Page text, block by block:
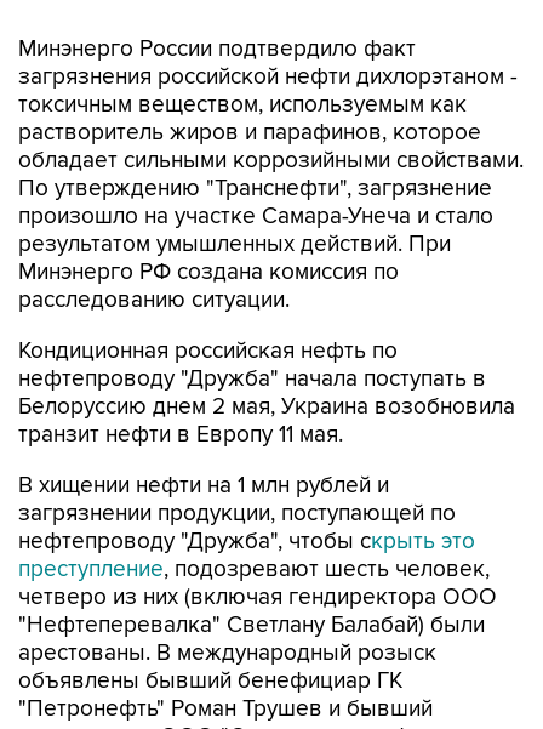
токсичным веществом, используемым как
растворитель жиров и парафинов, которое
обладает сильными коррозийными свойствами.
По утверждению "Транснефти", загрязнение
произошло на участке Самара-Унеча и стало
результатом умышленных действий. При
Минэнерго РФ создана комиссия по
расследованию ситуации.
Кондиционная российская нефть по
Белоруссию днем 2 мая, Украина возобновила
транзит нефти в Европу 11 мая.
В хищении нефти на 1 млн рублей и
нефтепроводу "Дружба", чтобы с крыть это
преступление, подозревают шесть человек,
четверо из них (включая гендиректора ООО
"Нефтеперевалка" Светлану Балабай) были
арестованы. В международный розыск
объявлены бывший бенефициар ГК
"Петронефть" Роман Трушев и бывший
гендиректор ООО "Самаратранснефть-
Терминал" Роман Ружечко.